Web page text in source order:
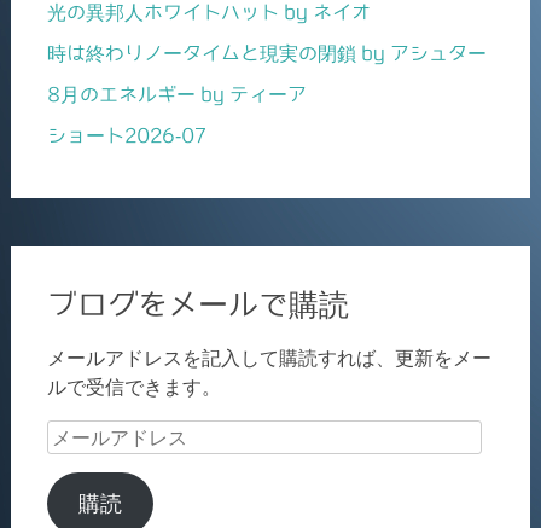
光の異邦人ホワイトハット by ネイオ
時は終わりノータイムと現実の閉鎖 by アシュター
8月のエネルギー by ティーア
ショート2026-07
ブログをメールで購読
メールアドレスを記入して購読すれば、更新をメー
ルで受信できます。
メ
ル
ア
購読